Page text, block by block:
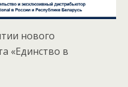
нового
«Единство в